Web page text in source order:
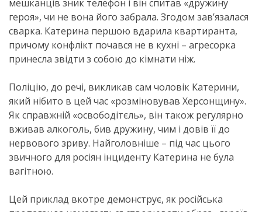
мешканців зник телефон і він спитав «дружину
героя», чи не вона його забрала. Згодом зав’язалася
сварка. Катерина першою вдарила квартиранта,
причому конфлікт почався не в кухні – агресорка
принесла звідти з собою до кімнати ніж.
Поліцію, до речі, викликав сам чоловік Катерини,
який нібито в цей час «розміновував Херсонщину».
Як справжній «освободітєль», він також регулярно
вживав алкоголь, бив дружину, чим і довів її до
нервового зриву. Найголовніше – під час цього
звичного для росіян інциденту Катерина не була
вагітною.
Цей приклад вкотре демонструє, як російська